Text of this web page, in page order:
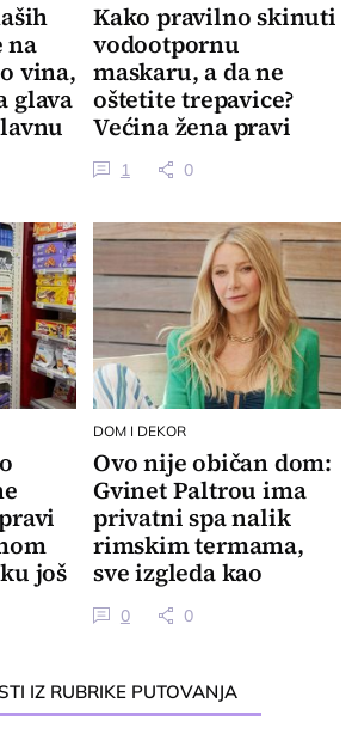
na
vina,
glava
Kako pravilno skinuti
vodootpornu
maskaru, a da ne
oštetite trepavice?
Većina žena pravi
veliku grešku
1 0
još
DOM I DEKOR
Ovo nije običan dom:
Gvinet Paltrou ima
privatni spa nalik
rimskim termama,
sve izgleda kao
luksuzno utočište
0 0
IZ RUBRIKE PUTOVANJA